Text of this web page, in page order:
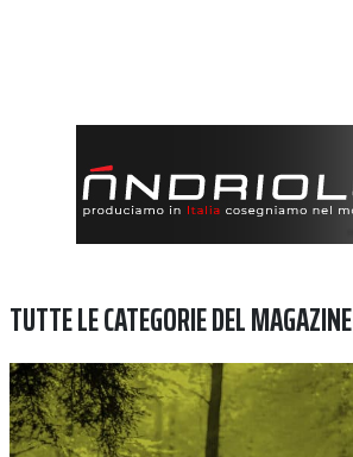
TUTTE LE CATEGORIE DEL MAGAZINE